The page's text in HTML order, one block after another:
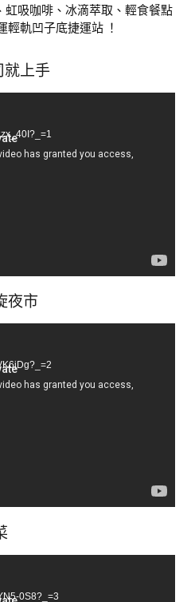
吸咖啡、冰滴萃取、輕食餐點
輕軌凹子底捷運站 ！
上手
夜市
0S8?_=3